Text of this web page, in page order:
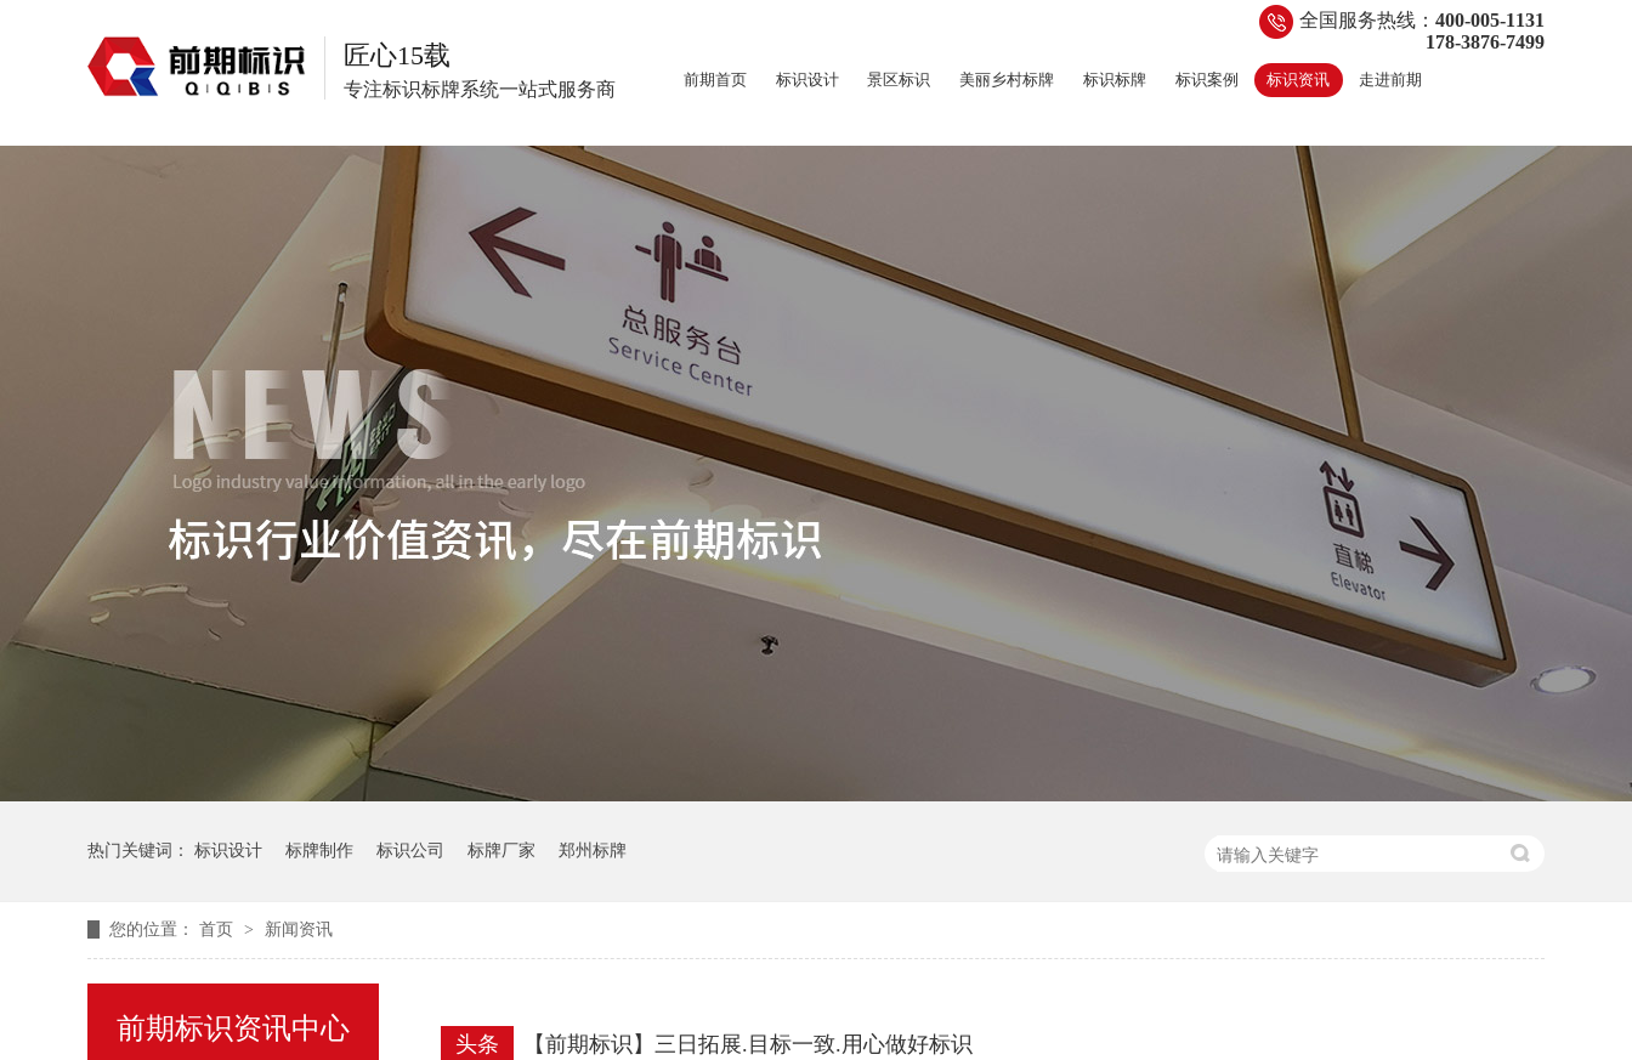
匠心15载
专注标识标牌系统一站式服务商
全国服务热线： 400-005-1131
178-3876-7499
前期首页 标识设计 景区标识 美丽乡村标牌 标识标牌 标识案例 标识资讯 走进前期
热门关键词： 标识设计 标牌制作 标识公司 标牌厂家 郑州标牌
您的位置： 首页 > 新闻资讯
【前期标识】三日拓展.目标一致.用心做好标识
头条
前期标识资讯中心